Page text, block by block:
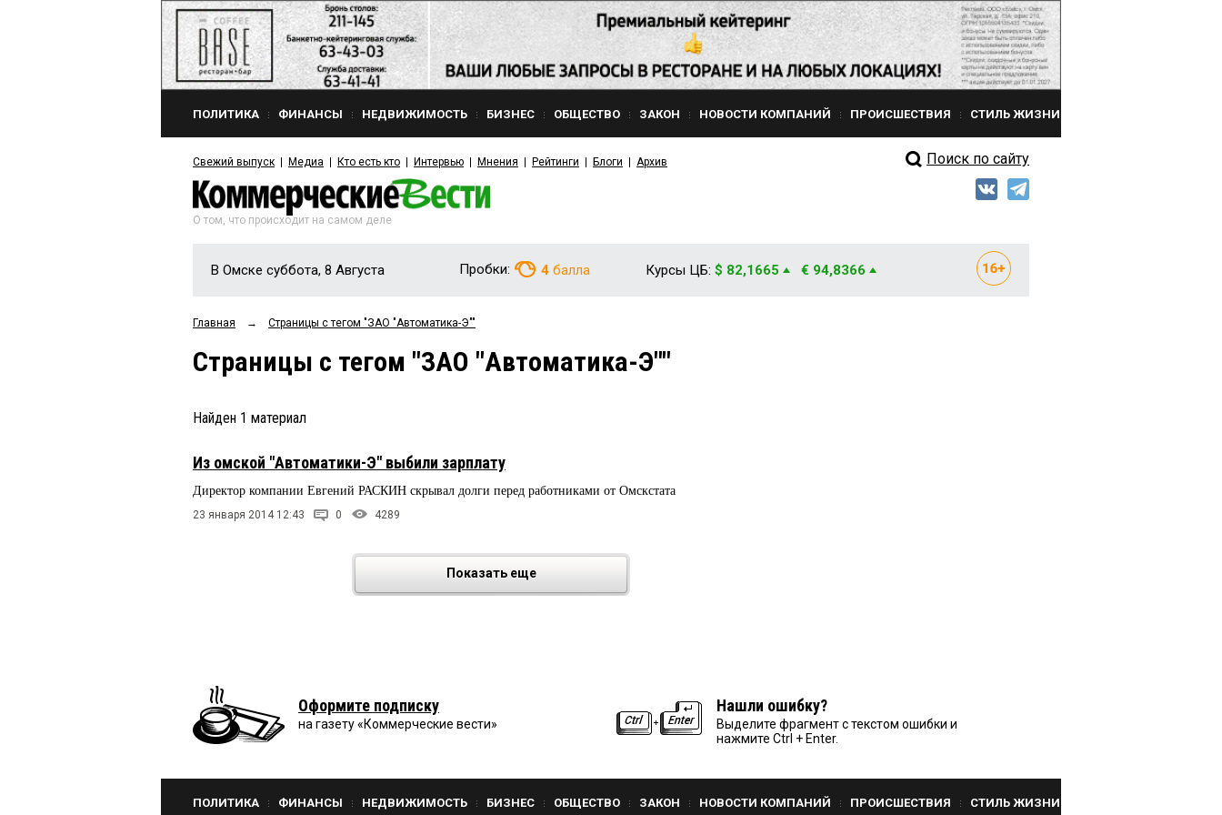
ПОЛИТИКА ФИНАНСЫ НЕДВИЖИМОСТЬ БИЗНЕС ОБЩЕСТВО ЗАКОН НОВОСТИ КОМПАНИЙ ПРОИСШЕСТВИЯ СТИЛЬ ЖИЗНИ
Свежий выпуск Медиа Кто есть кто Интервью Мнения Рейтинги Блоги Архив Поиск по сайту
О том, что происходит на самом деле
В Омске суббота, 8 Августа Пробки: 4 балла Курсы ЦБ: $ 82,1665 € 94,8366
Главная → Страницы c тегом "ЗАО "Автоматика-Э""
Страницы c тегом "ЗАО "Автоматика-Э""
Найден 1 материал
Из омской "Автоматики-Э" выбили зарплату
Директор компании Евгений РАСКИН скрывал долги перед работниками от Омскстата
23 января 2014 12:43 0 4289
Показать еще
Оформите подписку
на газету «Коммерческие вести»
Нашли ошибку?
Выделите фрагмент с текстом ошибки и
нажмите Ctrl + Enter.
ПОЛИТИКА ФИНАНСЫ НЕДВИЖИМОСТЬ БИЗНЕС ОБЩЕСТВО ЗАКОН НОВОСТИ КОМПАНИЙ ПРОИСШЕСТВИЯ СТИЛЬ ЖИЗНИ